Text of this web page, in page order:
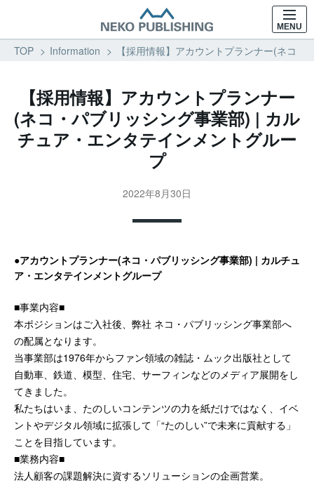
MENU
TOP Information 【採用情報】アカウントプランナー(ネコ
【採用情報】アカウントプランナー
(ネコ・パブリッシング事業部) | カル
チュア・エンタテインメントグルー
プ
2022年8月30日
●アカウントプランナー(ネコ・パブリッシング事業部) | カルチュ
ア・エンタテインメントグループ
■事業内容■
本ポジションはご入社後、弊社 ネコ・パブリッシング事業部へ
の配属となります。
当事業部は1976年からファン領域の雑誌・ムック出版社として
自動車、鉄道、模型、住宅、サーフィンなどのメディア展開をし
てきました。
私たちはいま、たのしいコンテンツの力を紙だけではなく、イベ
ントやデジタル領域に拡張して「“たのしい”で未来に貢献する」
ことを目指しています。
■業務内容■
法人顧客の課題解決に資するソリューションの企画営業。